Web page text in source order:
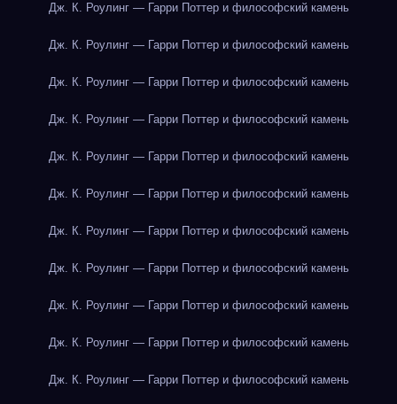
Дж. К. Роулинг — Гарри Поттер и философский камень
Дж. К. Роулинг — Гарри Поттер и философский камень
Дж. К. Роулинг — Гарри Поттер и философский камень
Дж. К. Роулинг — Гарри Поттер и философский камень
Дж. К. Роулинг — Гарри Поттер и философский камень
Дж. К. Роулинг — Гарри Поттер и философский камень
Дж. К. Роулинг — Гарри Поттер и философский камень
Дж. К. Роулинг — Гарри Поттер и философский камень
Дж. К. Роулинг — Гарри Поттер и философский камень
Дж. К. Роулинг — Гарри Поттер и философский камень
Дж. К. Роулинг — Гарри Поттер и философский камень